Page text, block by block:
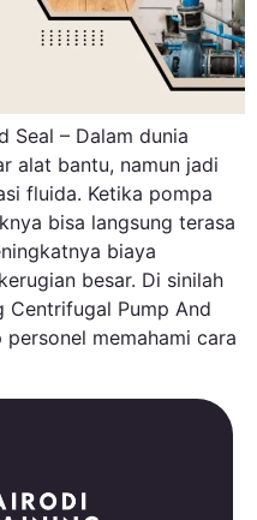
Seal – Dalam dunia
alat bantu, namun jadi
fluida. Ketika pompa
bisa langsung terasa
biaya
besar. Di sinilah
Centrifugal Pump And
memahami cara